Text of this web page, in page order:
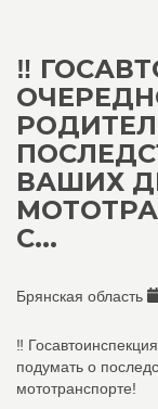
‼️
ВАШИХ
С...
Брянская область
‼️
подумать о
мототранспорте!